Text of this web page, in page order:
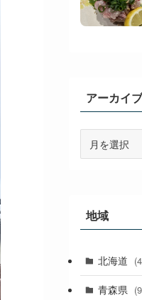
アーカイブ
地域
北海道
青森県